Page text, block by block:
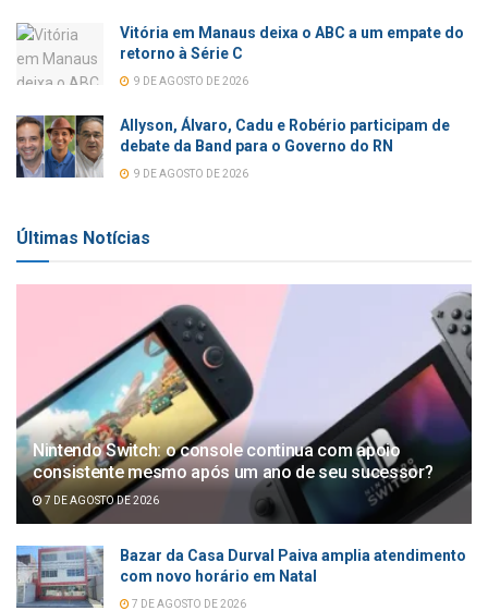
Vitória em Manaus deixa o ABC a um empate do
retorno à Série C
9 DE AGOSTO DE 2026
Allyson, Álvaro, Cadu e Robério participam de
debate da Band para o Governo do RN
9 DE AGOSTO DE 2026
Últimas Notícias
Nintendo Switch: o console continua com apoio
consistente mesmo após um ano de seu sucessor?
7 DE AGOSTO DE 2026
Bazar da Casa Durval Paiva amplia atendimento
com novo horário em Natal
7 DE AGOSTO DE 2026